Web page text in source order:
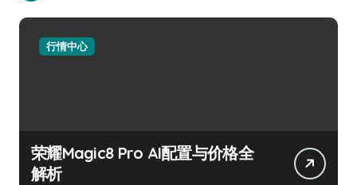
行情中心
荣耀Magic8 Pro AI配置与价格全
解析